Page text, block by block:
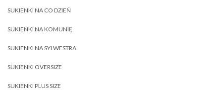
SUKIENKI NA CO DZIEŃ
SUKIENKI NA KOMUNIĘ
SUKIENKI NA SYLWESTRA
SUKIENKI OVERSIZE
SUKIENKI PLUS SIZE